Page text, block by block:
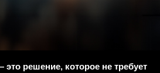
решение, которое не требует